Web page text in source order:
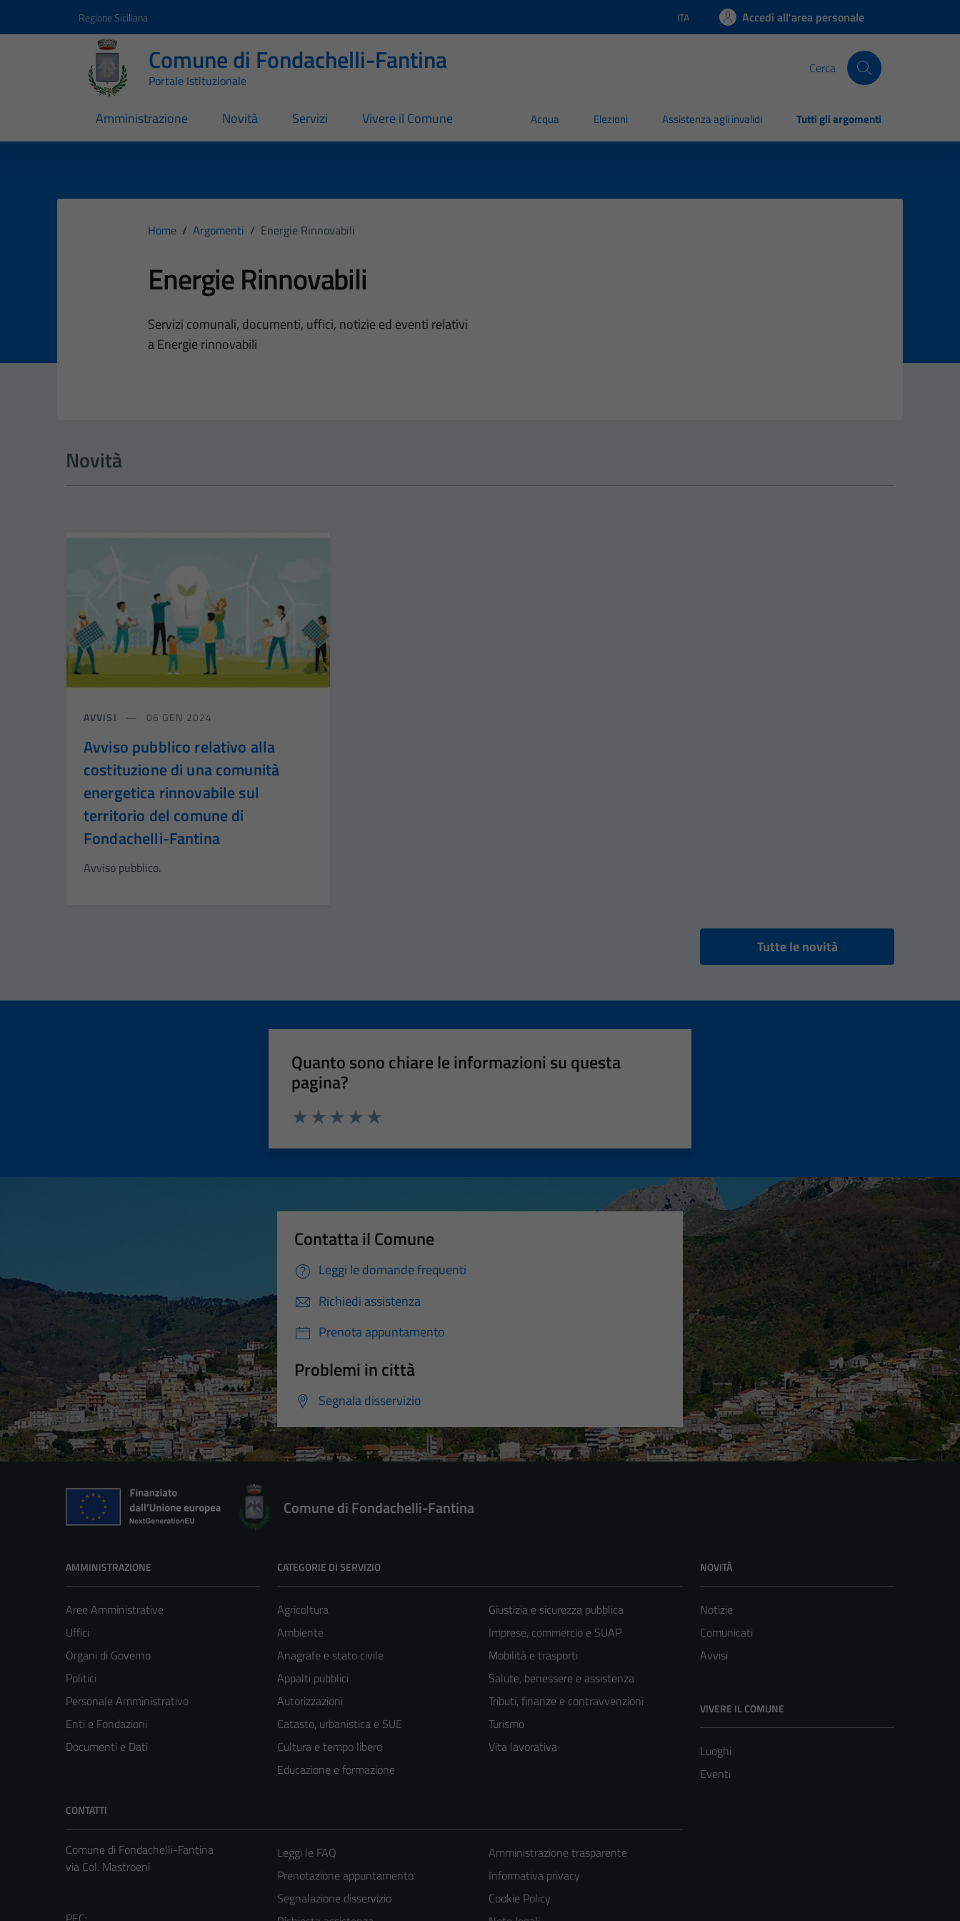
Regione Siciliana Lingua attiva:
ITA Accedi all'area personale
Comune di Fondachelli-Fantina
Portale Istituzionale
Cerca
Amministrazione Novità Servizi Vivere il Comune Acqua Elezioni Assistenza agli invalidi Tutti gli argomenti
Home / Argomenti / Energie Rinnovabili
Energie Rinnovabili
Dettagli dell'argomento
Servizi comunali, documenti, uffici, notizie ed eventi relativi
a Energie rinnovabili
Novità
AVVISI 06 GEN 2024
Avviso pubblico relativo alla
costituzione di una comunità
energetica rinnovabile sul
territorio del comune di
Fondachelli-Fantina
Avviso pubblico.
Tutte le novità
Quanto sono chiare le informazioni su questa
pagina?
Contatta il Comune
Leggi le domande frequenti
Richiedi assistenza
Prenota appuntamento
Problemi in città
Segnala disservizio
Comune di Fondachelli-Fantina
AMMINISTRAZIONE
Aree Amministrative
Uffici
Organi di Governo
Politici
Personale Amministrativo
Enti e Fondazioni
Documenti e Dati
CATEGORIE DI SERVIZIO
Agricoltura
Ambiente
Anagrafe e stato civile
Appalti pubblici
Autorizzazioni
Catasto, urbanistica e SUE
Cultura e tempo libero
Educazione e formazione
Giustizia e sicurezza pubblica
Imprese, commercio e SUAP
Mobilità e trasporti
Salute, benessere e assistenza
Tributi, finanze e contravvenzioni
Turismo
Vita lavorativa
NOVITÀ
Notizie
Comunicati
Avvisi
VIVERE IL COMUNE
Luoghi
Eventi
CONTATTI
Comune di Fondachelli-Fantina
via Col. Mastroeni
Leggi le FAQ
Prenotazione appuntamento
Segnalazione disservizio
Amministrazione trasparente
Informativa privacy
Cookie Policy